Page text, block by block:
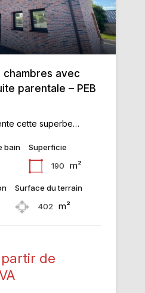
chambres avec
parentale – PEB
cette superbe…
bain
Superficie
190
m²
Surface du terrain
402
m²
de